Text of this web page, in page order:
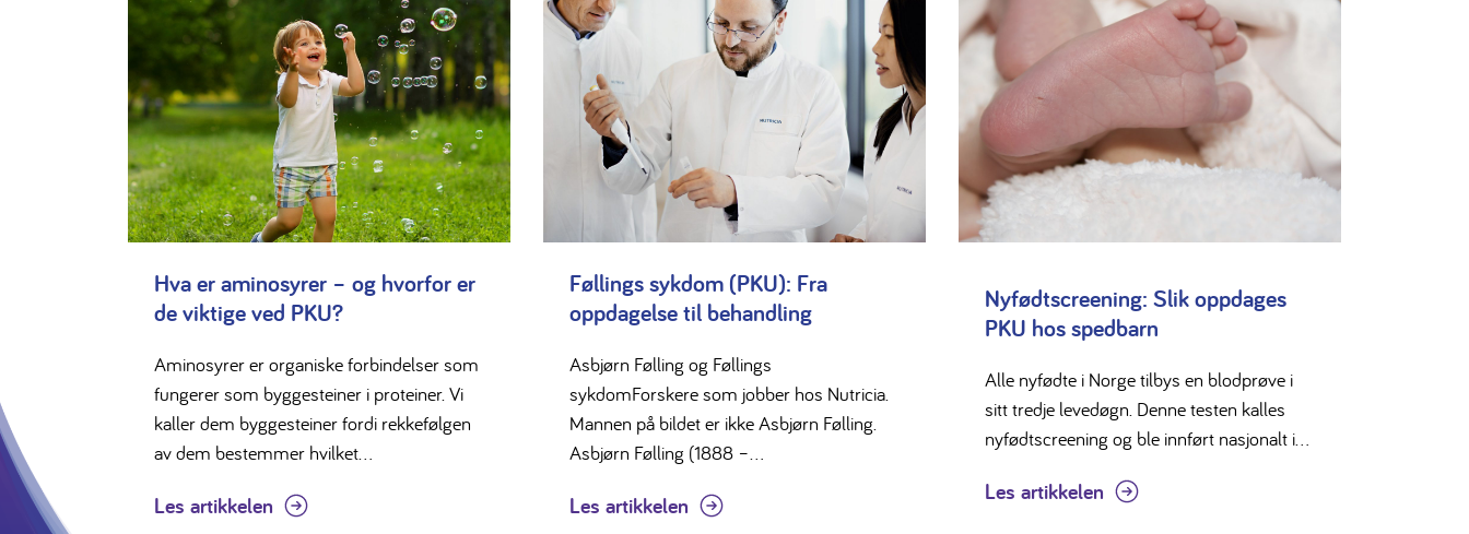
Hva er aminosyrer – og hvorfor er
de viktige ved PKU?
Aminosyrer er organiske forbindelser som
fungerer som byggesteiner i proteiner. Vi
kaller dem byggesteiner fordi rekkefølgen
av dem bestemmer hvilket...
Les artikkelen
Føllings sykdom (PKU): Fra
oppdagelse til behandling
Asbjørn Følling og Føllings
sykdomForskere som jobber hos Nutricia.
Mannen på bildet er ikke Asbjørn Følling.
Asbjørn Følling (1888 –...
Les artikkelen
Nyfødtscreening: Slik oppdages
PKU hos spedbarn
Alle nyfødte i Norge tilbys en blodprøve i
sitt tredje levedøgn. Denne testen kalles
nyfødtscreening og ble innført nasjonalt i...
Les artikkelen